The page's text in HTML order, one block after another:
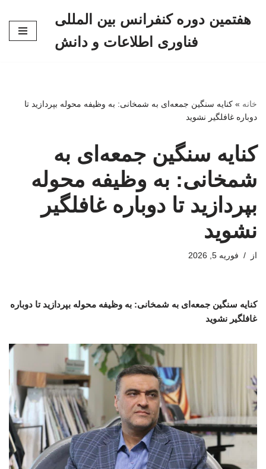
هفتمین دوره کنفرانس بین المللی
فناوری اطلاعات و دانش
خانه » کنایه سنگین جمعه‌ای به شمخانی: به وظیفه محوله بپردازید تا
دوباره غافلگیر نشوید
کنایه سنگین جمعه‌ای به
شمخانی: به وظیفه محوله
بپردازید تا دوباره غافلگیر
نشوید
از فوریه 5, 2026
کنایه سنگین جمعه‌ای به شمخانی: به وظیفه محوله بپردازید تا دوباره
غافلگیر نشوید